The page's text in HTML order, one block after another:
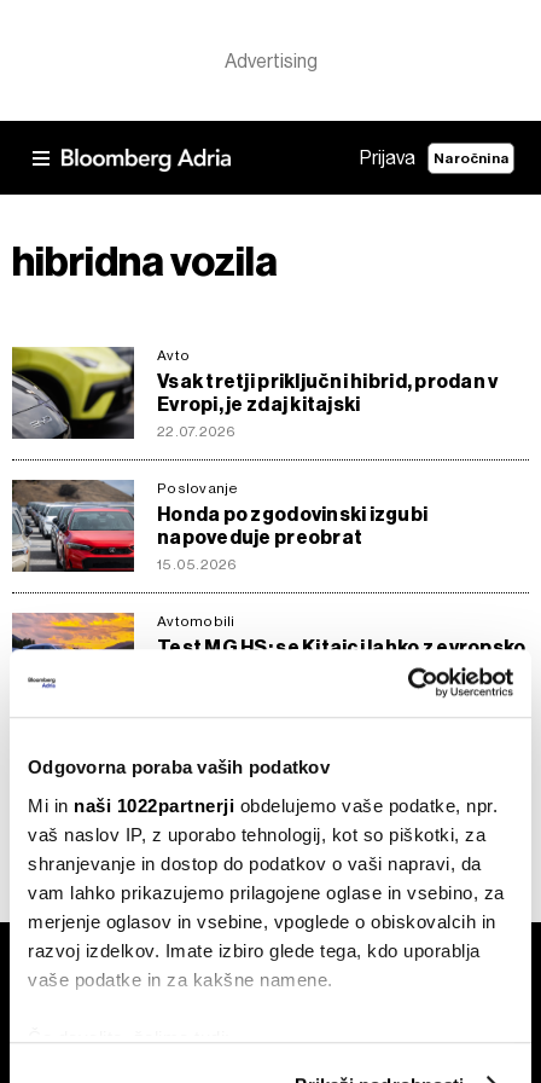
Odgovorna poraba vaših podatkov
Mi in naši 1022partnerji obdelujemo vaše podatke, npr.
vaš naslov IP, z uporabo tehnologij, kot so piškotki, za
shranjevanje in dostop do podatkov o vaši napravi, da
vam lahko prikazujemo prilagojene oglase in vsebino, za
merjenje oglasov in vsebine, vpoglede o obiskovalcih in
razvoj izdelkov. Imate izbiro glede tega, kdo uporablja
vaše podatke in za kakšne namene.
Če dovolite, želimo tudi:
Zbirati informacije o vaši geografski lokaciji, ki so
Prijava Naročnina
hibridna vozila
Avto
Vsak tretji priključni hibrid, prodan v
Evropi, je zdaj kitajski
22.07.2026
Poslovanje
Honda po zgodovinski izgubi
napoveduje preobrat
15.05.2026
Avtomobili
Test MG HS: se Kitajci lahko z evropsko
Ferrari bo izdeloval električne
avtomobile
10.06.2022